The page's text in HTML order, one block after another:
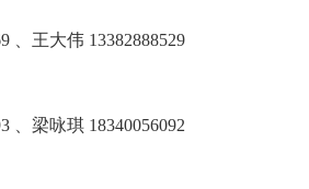
、王大伟 13382888529
、梁咏琪 18340056092